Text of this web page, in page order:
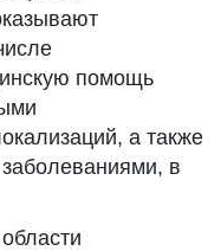
помощь
а также
в